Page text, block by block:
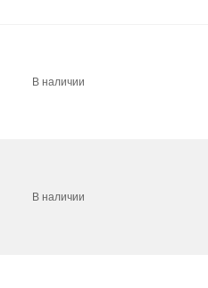
В наличии
В наличии